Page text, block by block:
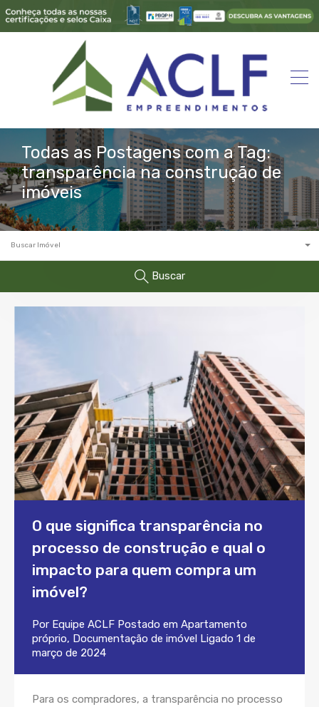
Todas as Postagens com a Tag:
transparência na construção de
imóveis
Buscar Imóvel
Buscar
O que significa transparência no
processo de construção e qual o
impacto para quem compra um
imóvel?
Por Equipe ACLF Postado em Apartamento
próprio, Documentação de imóvel Ligado 1 de
março de 2024
Para os compradores, a transparência no processo